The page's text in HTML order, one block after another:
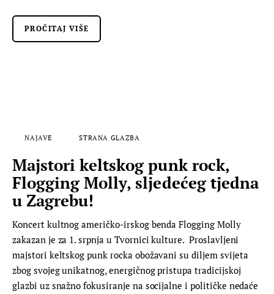
PROČITAJ VIŠE
NAJAVE STRANA GLAZBA
Majstori keltskog punk rock,
Flogging Molly, sljedećeg tjedna
u Zagrebu!
Koncert kultnog američko-irskog benda Flogging Molly
zakazan je za 1. srpnja u Tvornici kulture. Proslavljeni
majstori keltskog punk rocka obožavani su diljem svijeta
zbog svojeg unikatnog, energičnog pristupa tradicijskoj
glazbi uz snažno fokusiranje na socijalne i političke nedaće